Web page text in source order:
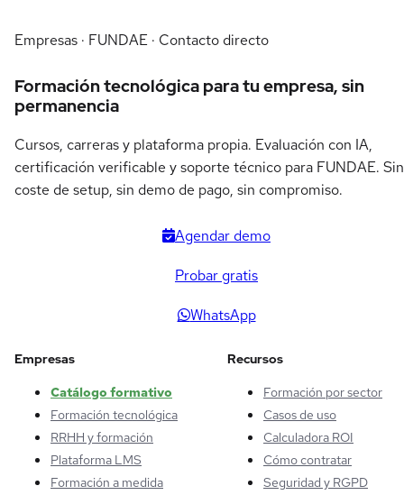
Empresas · FUNDAE · Contacto directo
Formación tecnológica para tu empresa, sin
permanencia
Cursos, carreras y plataforma propia. Evaluación con IA,
certificación verificable y soporte técnico para FUNDAE. Sin
coste de setup, sin demo de pago, sin compromiso.
Agendar demo
Probar gratis
WhatsApp
Empresas
Catálogo formativo
Formación tecnológica
RRHH y formación
Plataforma LMS
Formación a medida
Recursos
Formación por sector
Casos de uso
Calculadora ROI
Cómo contratar
Seguridad y RGPD